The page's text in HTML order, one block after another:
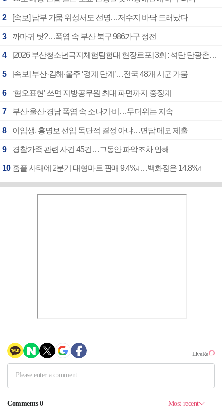
2 [속보] 남부 가뭄 위성서도 선명…저수지 바닥 드러났다
3 까마귀 탓?…폭염 속 부산 북구 986가구 정전
4 [2026 부산청소년극지체험탐험대 현장르포] 3회 : 석탄 탄광촌에서 북극 연구의 중심지로
5 [속보] 부산·김해·울주 ‘경계 단계’…전국 48개 시군 가뭄
6 ‘혐오표현’ 쓰면 지방공무원 최대 파면까지 중징계
7 부산·울산·경남 폭염 속 소나기·비…무더위는 지속
8 이임생, 홍명보 선임 독단적 결정 아냐…면담 메모 제출
9 경찰가족 관련 사건 45건…그동안 파악조차 안해
10 홈플 사태에 2분기 대형마트 판매 9.4%↓…백화점은 14.8%↑